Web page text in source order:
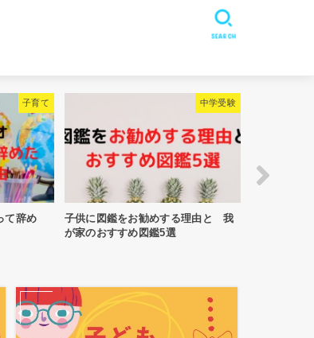
SEARCH
子供に図鑑をお勧めする理由と 我
が家のおすすめ図鑑5選
【娘のランドセル選び